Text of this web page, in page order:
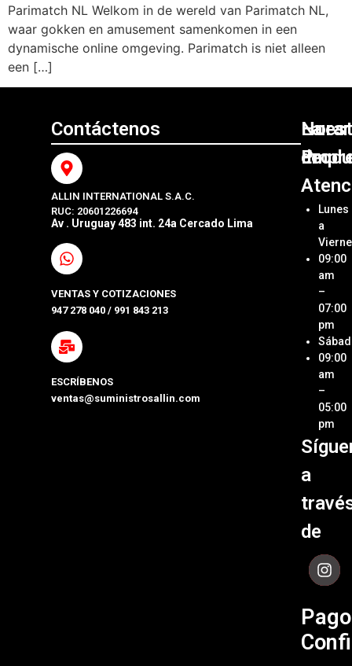
Parimatch NL Welkom in de wereld van Parimatch NL,
waar gokken en amusement samenkomen in een
dynamische online omgeving. Parimatch is niet alleen
een […]
Contáctenos
ALLIN INTERNATIONAL S.A.C.
RUC: 20601226694
Av . Uruguay 483 int. 24a Cercado Lima
VENTAS Y COTIZACIONES
947 278 040 / 991 843 213
ESCRÍBENOS
ventas@suministrosallin.com
y Pcs
La
Allin
SAC
Ubica
Tienda
de
de
de
de
Lunes
a
09:00
am
–
07:00
pm
09:00
am
–
05:00
pm
a
de